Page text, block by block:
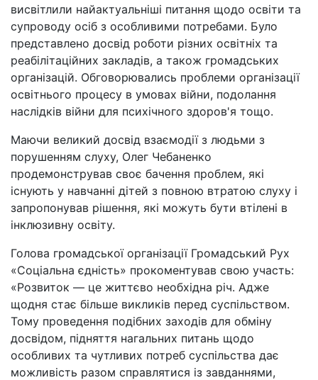
висвітлили найактуальніші питання щодо освіти та
супроводу осіб з особливими потребами. Було
представлено досвід роботи різних освітніх та
реабілітаційних закладів, а також громадських
організацій. Обговорювались проблеми організації
освітнього процесу в умовах війни, подолання
наслідків війни для психічного здоров'я тощо.
Маючи великий досвід взаємодії з людьми з
порушенням слуху, Олег Чебаненко
продемонстрував своє бачення проблем, які
існують у навчанні дітей з повною втратою слуху і
запропонував рішення, які можуть бути втілені в
інклюзивну освіту.
Голова громадської організації Громадський Рух
«Соціальна єдність» прокоментував свою участь:
«Розвиток — це життєво необхідна річ. Адже
щодня стає більше викликів перед суспільством.
Тому проведення подібних заходів для обміну
досвідом, підняття нагальних питань щодо
особливих та чутливих потреб суспільства дає
можливість разом справлятися із завданнями,